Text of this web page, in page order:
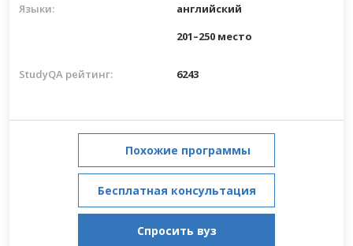
Языки:
английский
201–250 место
StudyQA рейтинг: 6243
Похожие программы
Бесплатная консультация
Спросить вуз